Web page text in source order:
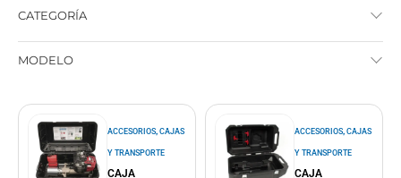
CATEGORÍA
MODELO
ACCESORIOS, CAJAS
Y TRANSPORTE
CAJA
ACCESORIOS, CAJAS
Y TRANSPORTE
CAJA